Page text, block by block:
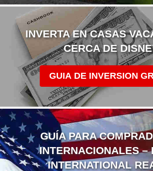
INVERTA EN CASAS
CERCA DE
GUIA DE INVERSION
GUÍA PARA
INTERNACIONALES –
INTERNATIONAL